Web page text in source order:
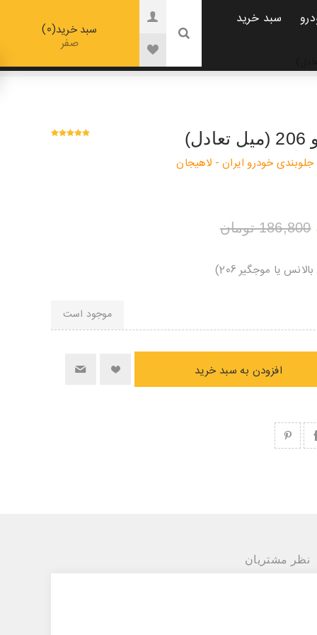
سبد خرید
سبد خرید 0
صفر
خودرو ایران - لاهیجان
186,800 تومان
موجود است
افزودن به سبد خرید
نظر مشتریان